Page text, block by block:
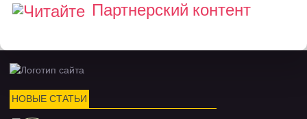
Партнерский контент
НОВЫЕ СТАТЬИ